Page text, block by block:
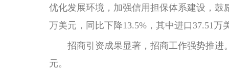
优化发展环境，加强信用担保体系建设，鼓
万美元，同比下降13.5%，其中进口37.51万
招商引资成果显著，招商工作强势推进。
元。